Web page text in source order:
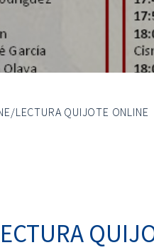
LECTURA QUIJOTE ONLINE